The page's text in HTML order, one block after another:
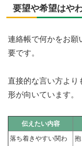
要望や希望はや
連絡帳で何かをお願
要です。
直接的な言い方より
形が向いています。
伝えたい内容
落ち着きやすい関わ